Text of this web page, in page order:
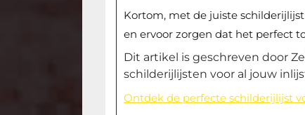
Kortom, met de juiste
en ervoor zorgen dat het perfect
Dit artikel is geschreven door
schilderijlijsten voor al jouw
Ontdek de perfecte schilderijlijst